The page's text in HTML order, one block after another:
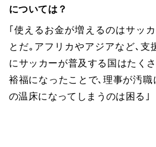
については？
｢使えるお金が増えるのはサッ
とだ｡アフリカやアジアなど､支
にサッカーが普及する国はたく
裕福になったことで､理事が汚
の温床になってしまうのは困る｣